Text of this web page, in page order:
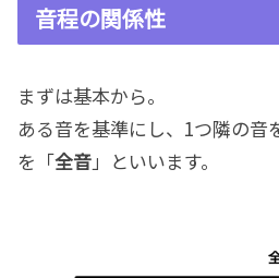
音程の関係性
まずは基本から。
ある音を基準にし、1つ隣の音
を「全音」といいます。